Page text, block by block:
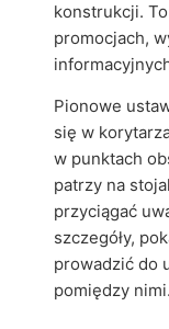
konstrukcji.
promocjach,
Pionowe
się w
w punktach
patrzy na
przyciągać
szczegóły,
prowadzić do
pomiędzy nimi.